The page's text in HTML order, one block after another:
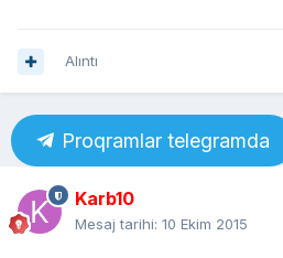
Alıntı
Proqramlar telegramda
Karb10
Mesaj tarihi: 10 Ekim 2015